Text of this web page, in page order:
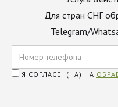
Для стран СНГ
Telegram/
Я СОГЛАСЕН(НА) НА